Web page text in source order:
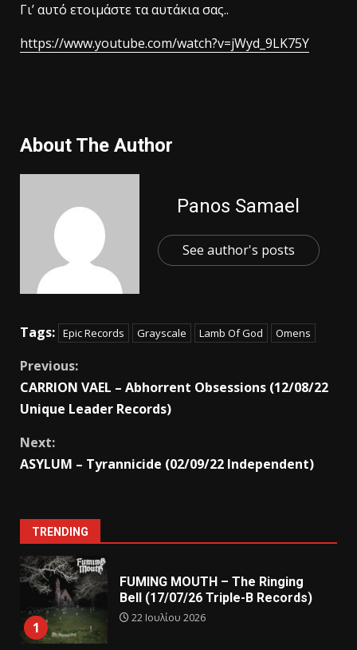
Γι’ αυτό ετοιμάστε τα αυτάκια σας..
https://www.youtube.com/watch?v=jWyd_9LK75Y
About The Author
Panos Samael
See author's posts
Tags: Epic Records Grayscale Lamb Of God Omens
Previous:
CARRION VAEL – Abhorrent Obsessions (12/08/22
Unique Leader Records)
Next:
ASYLUM – Tyrannicide (02/09/22 Independent)
TRENDING
1
FUMING MOUTH – The Ringing
Bell (17/07/26 Triple-B Records)
22 Ιουλίου 2026